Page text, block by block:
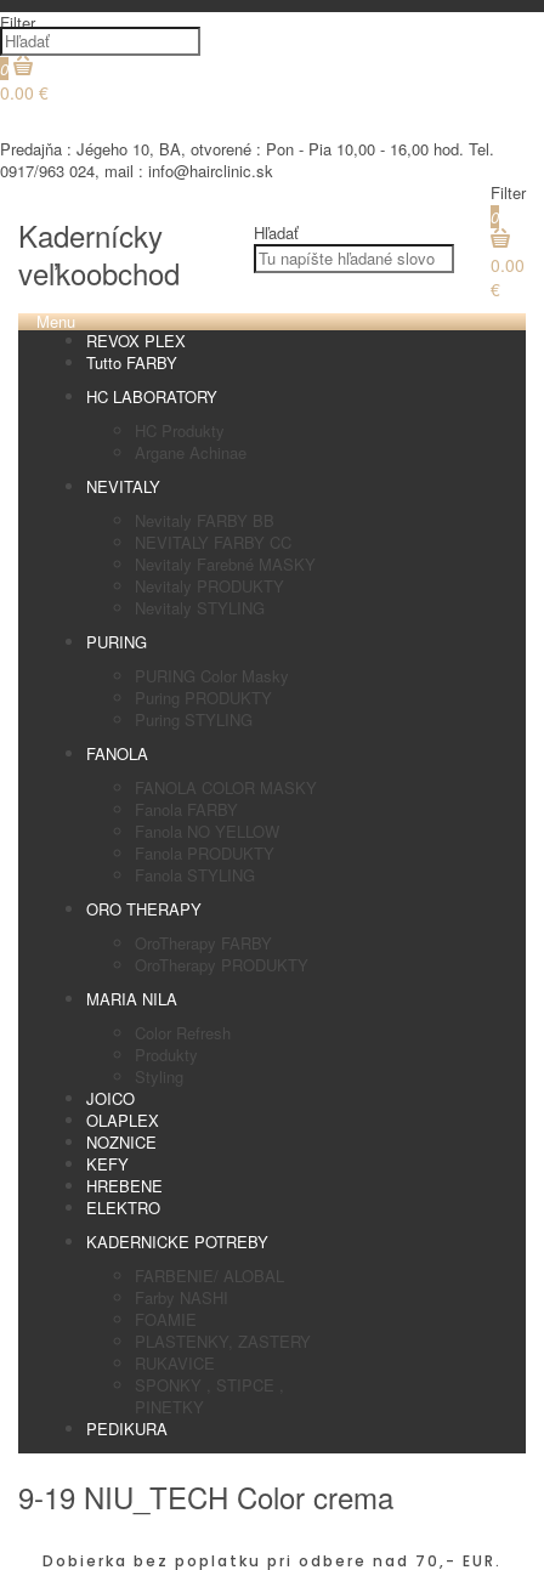
Filter
0
0.00 €
Predajňa : Jégeho 10, BA, otvorené : Pon - Pia 10,00 - 16,00 hod. Tel.
0917/963 024, mail : info@hairclinic.sk
Kadernícky
veľkoobchod
Hľadať
Filter
0
0.00
€
Menu
REVOX PLEX
Tutto FARBY
HC LABORATORY
HC Produkty
Argane Achinae
NEVITALY
Nevitaly FARBY BB
NEVITALY FARBY CC
Nevitaly Farebné MASKY
Nevitaly PRODUKTY
Nevitaly STYLING
PURING
PURING Color Masky
Puring PRODUKTY
Puring STYLING
FANOLA
FANOLA COLOR MASKY
Fanola FARBY
Fanola NO YELLOW
Fanola PRODUKTY
Fanola STYLING
ORO THERAPY
OroTherapy FARBY
OroTherapy PRODUKTY
MARIA NILA
Color Refresh
Produkty
Styling
JOICO
OLAPLEX
NOZNICE
KEFY
HREBENE
ELEKTRO
KADERNICKE POTREBY
FARBENIE/ ALOBAL
Farby NASHI
FOAMIE
PLASTENKY, ZASTERY
RUKAVICE
SPONKY , STIPCE ,
PINETKY
PEDIKURA
9-19 NIU_TECH Color crema
Dobierka bez poplatku pri odbere nad 70,- EUR.